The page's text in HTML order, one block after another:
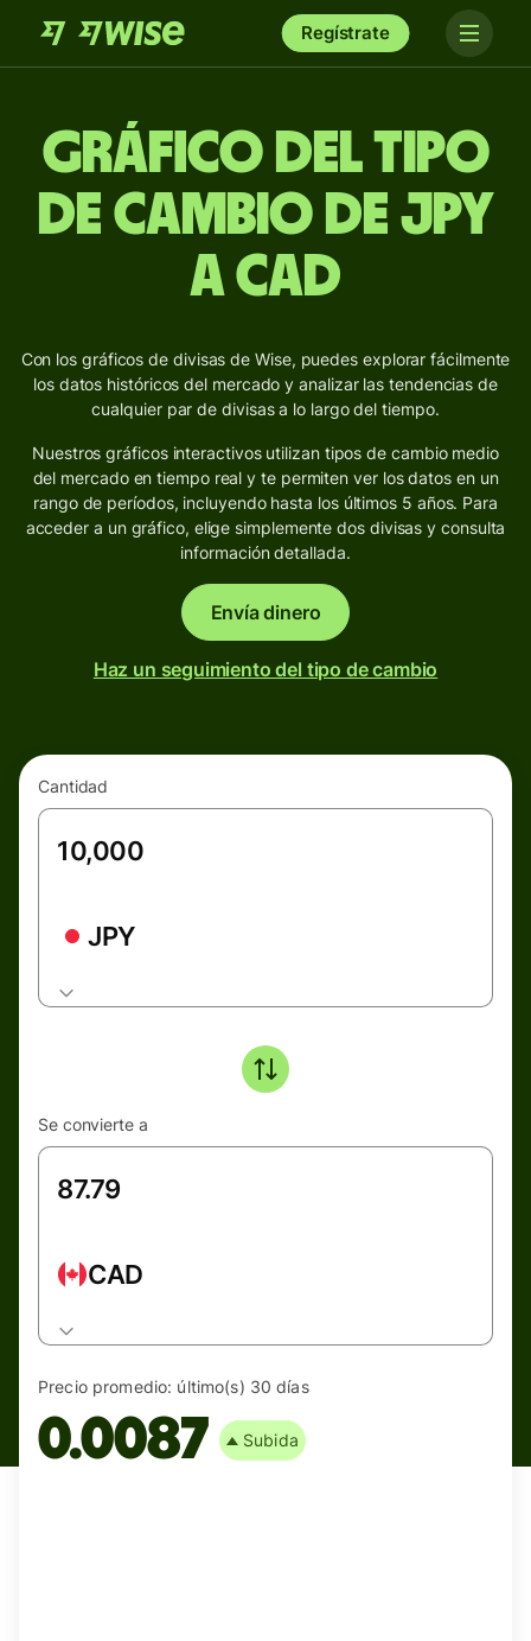
Regístrate
Gráfico del Tipo
de Cambio de JPY
a CAD
Con los gráficos de divisas de Wise, puedes explorar fácilmente
los datos históricos del mercado y analizar las tendencias de
cualquier par de divisas a lo largo del tiempo.
Nuestros gráficos interactivos utilizan tipos de cambio medio
del mercado en tiempo real y te permiten ver los datos en un
rango de períodos, incluyendo hasta los últimos 5 años. Para
acceder a un gráfico, elige simplemente dos divisas y consulta
información detallada.
Envía dinero
Haz un seguimiento del tipo de cambio
Cantidad
JPY
Se convierte a
CAD
Precio promedio: último(s) 30 días
0.0087 Subida